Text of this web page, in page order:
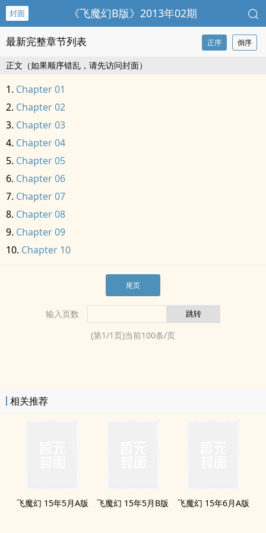
封面 《飞魔幻B版》2013年02期
最新完整章节列表 正序 倒序
正文（如果顺序错乱，请先访问封面）
Chapter 01
Chapter 02
Chapter 03
Chapter 04
Chapter 05
Chapter 06
Chapter 07
Chapter 08
Chapter 09
Chapter 10
尾页
输入页数
(第1/1页)当前100条/页
相关推荐
飞魔幻 15年5月A版 飞魔幻 15年5月B版 飞魔幻 15年6月A版